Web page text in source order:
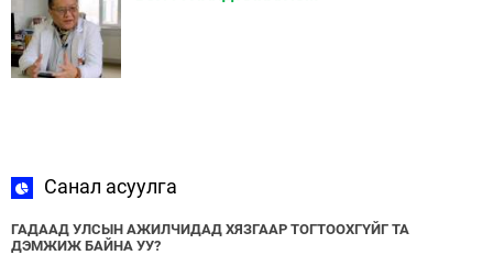
Санал асуулга
ГАДААД УЛСЫН АЖИЛЧИДАД ХЯЗГААР ТОГТООХГҮЙГ ТА
ДЭМЖИЖ БАЙНА УУ?